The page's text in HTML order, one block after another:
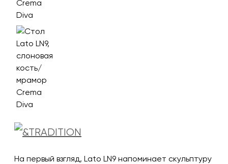
На первый взгляд, Lato LN9 напоминает скульптуру